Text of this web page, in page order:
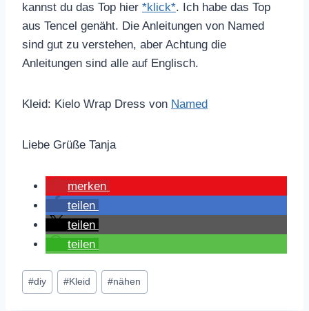
kannst du das Top hier *klick*. Ich habe das Top
aus Tencel genäht. Die Anleitungen von Named
sind gut zu verstehen, aber Achtung die
Anleitungen sind alle auf Englisch.
Kleid: Kielo Wrap Dress von Named
Liebe Grüße Tanja
merken
teilen
teilen
teilen
Schlagworte:
#diy #Kleid #nähen